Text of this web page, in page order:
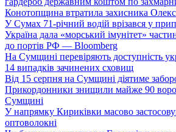
Конотопщина втратила захисника
У Сумах 71-річний водій врізався у
Україна дала «морський імунітет»
до портів РФ — Bloomberg
На Сумщині перевіряють доступність
14 випадків зачинених сховищ
Від 15 серпня на Сумщині діятиме
Прикордонники знищили майже 90
Сумщині
У напрямку Кириківки масово
оптоволокні